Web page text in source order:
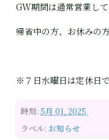
GW期間は通常営業し
帰省中の方、お休みの
※７日水曜日は定休日で
時刻: 5月 01, 2025
ラベル: お知らせ